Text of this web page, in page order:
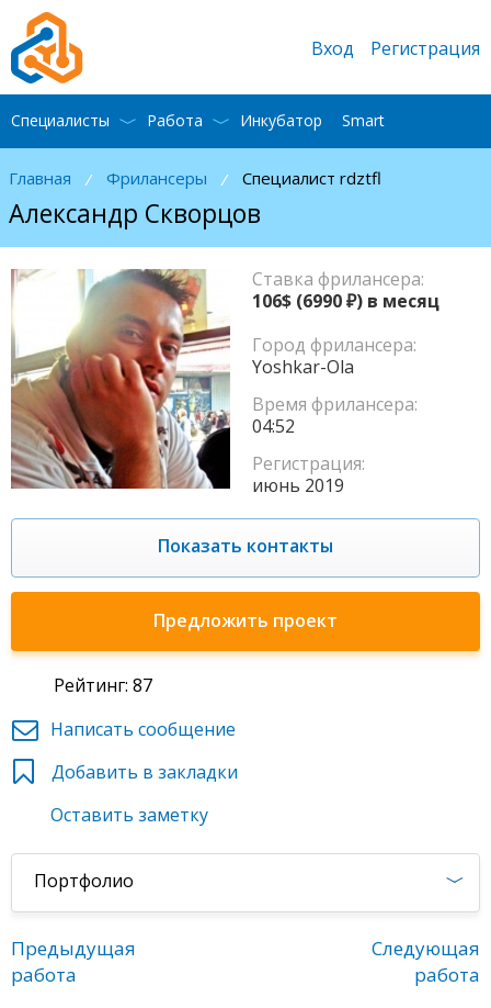
Главная / Фрилансеры / Специалист rdztfl
Александр Скворцов
Ставка фрилансера:
106$ (6990 ) в месяц
Город фрилансера:
Yoshkar-Ola
Время фрилансера:
04:52
Регистрация:
июнь 2019
Показать контакты
Предложить проект
Рейтинг: 87
Написать сообщение
Добавить в закладки
Оставить заметку
Портфолио
Предыдущая
работа
Следующая
работа
Вход Регистрация
Специалисты Работа Инкубатор Smart